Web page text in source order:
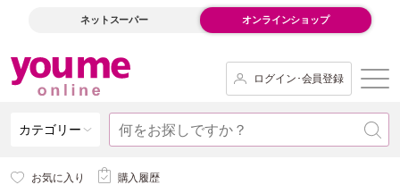
ネットスーパー オンラインショップ
ログイン･会員登録
カテゴリー
お気に入り 購入履歴